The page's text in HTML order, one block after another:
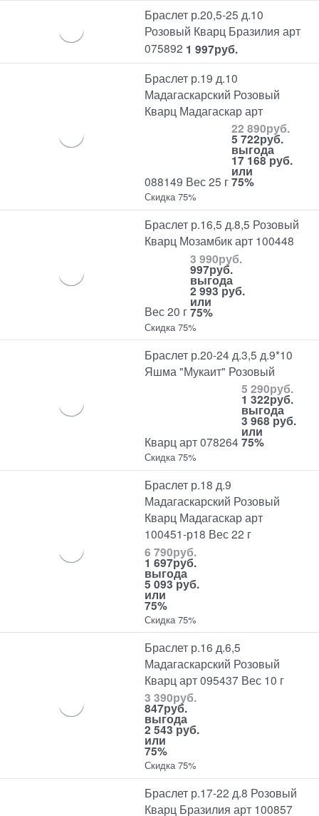
Браслет р.20,5-25 д.10
Розовый Кварц Бразилия арт
075892 1 997руб.
Браслет р.19 д.10
Мадагаскарский Розовый
Кварц Мадагаскар арт
088149 Вес 25 г
22 890руб.
5 722руб.
выгода
17 168 руб.
или
75%
Скидка 75%
Браслет р.16,5 д.8,5 Розовый
Кварц Мозамбик арт 100448
Вес 20 г
3 990руб.
997руб.
выгода
2 993 руб.
или
75%
Скидка 75%
Браслет р.20-24 д.3,5 д.9*10
Яшма "Мукаит" Розовый
Кварц арт 078264
5 290руб.
1 322руб.
выгода
3 968 руб.
или
75%
Скидка 75%
Браслет р.18 д.9
Мадагаскарский Розовый
Кварц Мадагаскар арт
100451-р18 Вес 22 г
6 790руб.
1 697руб.
выгода
5 093 руб.
или
75%
Скидка 75%
Браслет р.16 д.6,5
Мадагаскарский Розовый
Кварц арт 095437 Вес 10 г
3 390руб.
847руб.
выгода
2 543 руб.
или
75%
Скидка 75%
Браслет р.17-22 д.8 Розовый
Кварц Бразилия арт 100857